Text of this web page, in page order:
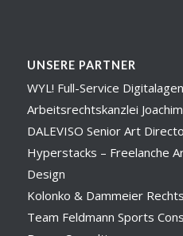
UNSERE PARTNER
WYL! Full-Service
Arbeitsrechtskanzlei
DALEVISO Senior Art
Hyperstacks – Freelanche
Design
Kolonko & Dammeier
Team Feldmann Sports